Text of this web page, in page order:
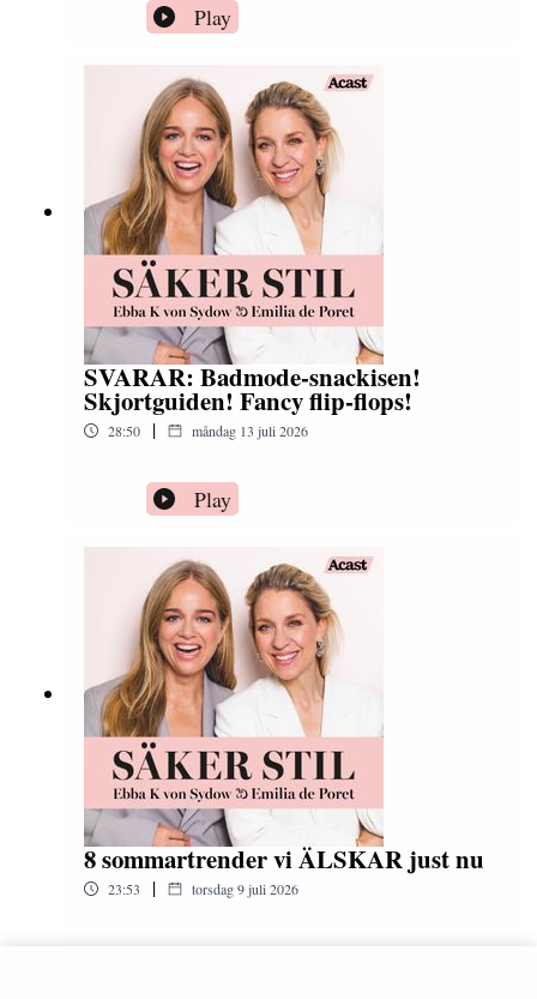
Play
SVARAR: Badmode-snackisen!
Skjortguiden! Fancy flip-flops!
28:50 | måndag 13 juli 2026
Play
8 sommartrender vi ÄLSKAR just nu
23:53 | torsdag 9 juli 2026